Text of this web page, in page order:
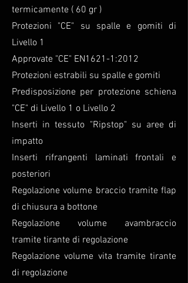
termicamente ( 60 gr )
Protezioni "CE" su spalle e gomiti di
Livello 1
Approvate "CE" EN1621-1:2012
Protezioni estrabili su spalle e gomiti
Predisposizione per protezione schiena
"CE" di Livello 1 o Livello 2
Inserti in tessuto "Ripstop" su aree di
impatto
Inserti rifrangenti laminati frontali e
posteriori
Regolazione volume braccio tramite flap
di chiusura a bottone
Regolazione volume avambraccio
tramite tirante di regolazione
Regolazione volume vita tramite tirante
di regolazione